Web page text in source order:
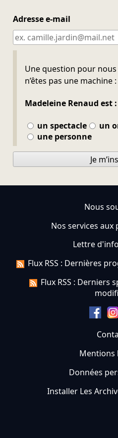
Adresse e-mail
Une question pour
n’êtes pas une machine :
Madeleine Renaud est :
un spectacle
un
une personne
Ne pas remplir
Je
Nous
Nos services
Lettre
Flux RSS : Dernières
Flux RSS : Derniers
Mentions
Données
Installer Les